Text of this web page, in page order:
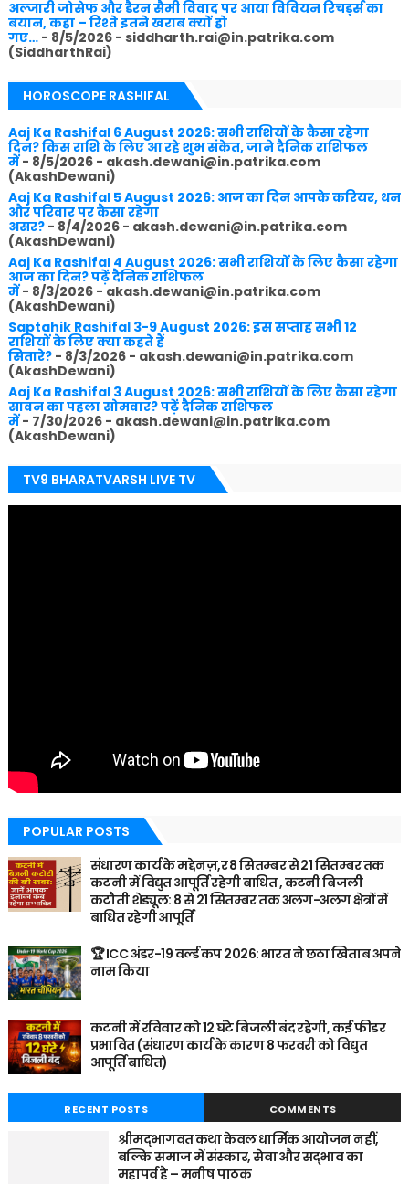
अल्जारी जोसेफ और डैरन सैमी विवाद पर आया विवियन रिचर्ड्स का
बयान, कहा – रिश्ते इतने खराब क्यों हो
गए…- 8/5/2026- siddharth.rai@in.patrika.com
(SiddharthRai)
HOROSCOPE RASHIFAL
Aaj Ka Rashifal 6 August 2026: सभी राशियों के कैसा रहेगा
दिन? किस राशि के लिए आ रहे शुभ संकेत, जाने दैनिक राशिफल
में- 8/5/2026- akash.dewani@in.patrika.com
(AkashDewani)
Aaj Ka Rashifal 5 August 2026: आज का दिन आपके करियर, धन
और परिवार पर कैसा रहेगा
असर?- 8/4/2026- akash.dewani@in.patrika.com
(AkashDewani)
Aaj Ka Rashifal 4 August 2026: सभी राशियों के लिए कैसा रहेगा
आज का दिन? पढ़ें दैनिक राशिफल
में- 8/3/2026- akash.dewani@in.patrika.com
(AkashDewani)
Saptahik Rashifal 3-9 August 2026: इस सप्ताह सभी 12
राशियों के लिए क्या कहते हैं
सितारे?- 8/3/2026- akash.dewani@in.patrika.com
(AkashDewani)
Aaj Ka Rashifal 3 August 2026: सभी राशियों के लिए कैसा रहेगा
सावन का पहला सोमवार? पढ़ें दैनिक राशिफल
में- 7/30/2026- akash.dewani@in.patrika.com
(AkashDewani)
TV9 BHARATVARSH LIVE TV
POPULAR POSTS
संधारण कार्य के मद्देनज़,र 8 सितम्बर से 21 सितम्बर तक
कटनी में विद्युत आपूर्ति रहेगी बाधित , कटनी बिजली
कटौती शेड्यूल: 8 से 21 सितम्बर तक अलग-अलग क्षेत्रों में
बाधित रहेगी आपूर्ति
🏆 ICC अंडर-19 वर्ल्ड कप 2026: भारत ने छठा खिताब अपने
नाम किया
कटनी में रविवार को 12 घंटे बिजली बंद रहेगी, कई फीडर
प्रभावित (संधारण कार्य के कारण 8 फरवरी को विद्युत
आपूर्ति बाधित)
RECENT POSTS COMMENTS
श्रीमद्भागवत कथा केवल धार्मिक आयोजन नहीं,
बल्कि समाज में संस्कार, सेवा और सद्भाव का
महापर्व है – मनीष पाठक